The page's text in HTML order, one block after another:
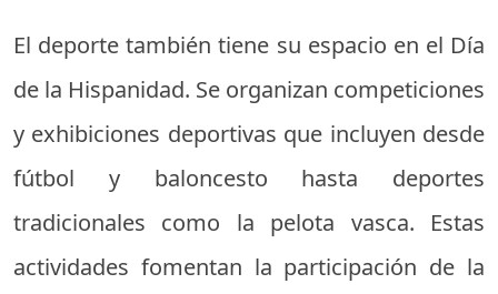
El deporte también tiene su espacio en el Día
de la Hispanidad. Se organizan competiciones
y exhibiciones deportivas que incluyen desde
fútbol y baloncesto hasta deportes
tradicionales como la pelota vasca. Estas
actividades fomentan la participación de la